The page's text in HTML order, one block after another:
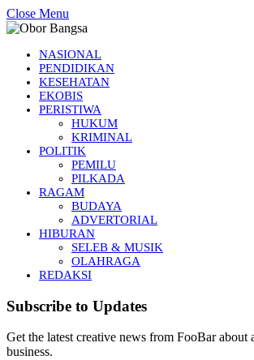
Close Menu
NASIONAL
PENDIDIKAN
KESEHATAN
EKOBIS
PERISTIWA
HUKUM
KRIMINAL
POLITIK
PEMILU
PILKADA
RAGAM
BUDAYA
ADVERTORIAL
HIBURAN
SELEB & MUSIK
OLAHRAGA
REDAKSI
Subscribe to Updates
Get the latest creative news from FooBar about
business.